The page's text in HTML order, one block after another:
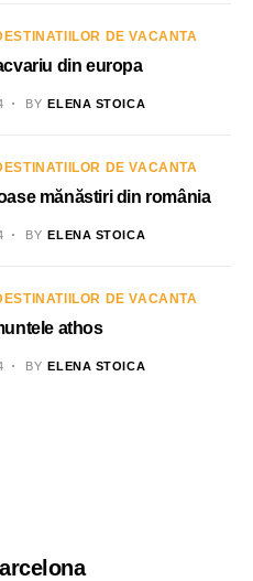
DE VACANTA
din europa
BY ELENA STOICA
DE VACANTA
mănăstiri din românia
BY ELENA STOICA
DE VACANTA
athos
BY ELENA STOICA